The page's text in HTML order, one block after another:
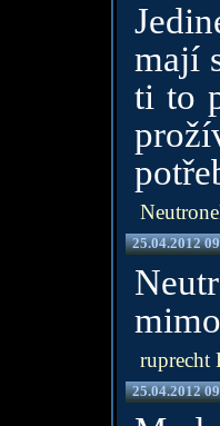
mají
ti to
25.04.2012
ruprecht
25.04.2012